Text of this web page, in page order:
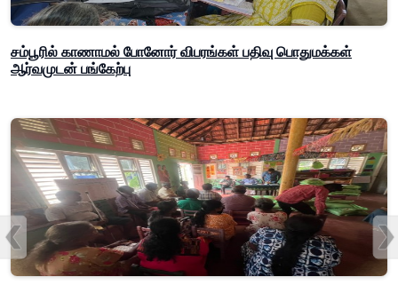
சம்பூரில் காணாமல் போனோர் விபரங்கள் பதிவு பொதுமக்கள்
ஆர்வமுடன் பங்கேற்பு